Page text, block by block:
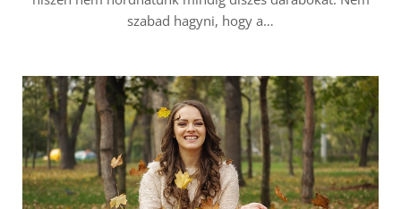
szabad hagyni, hogy a…